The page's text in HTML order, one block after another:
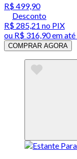
R$ 499,90
Desconto
R$ 285,21 no PIX
ou R$ 316,90em até
COMPRAR AGORA